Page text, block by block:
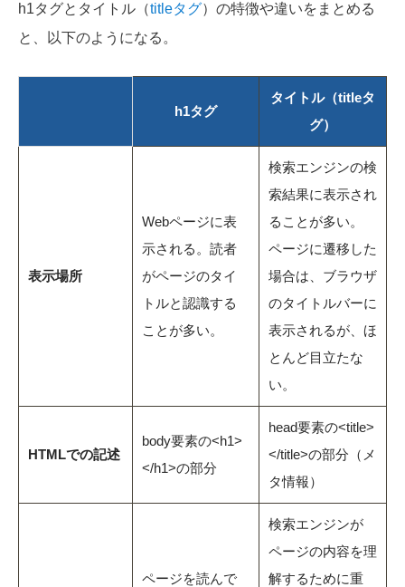
h1タグとタイトル（titleタグ）の特徴や違いをまとめる
と、以下のようになる。
h1タグ
タイトル（titleタ
グ）
表示場所
Webページに表
示される。読者
がページのタイ
トルと認識する
ことが多い。
検索エンジンの検
索結果に表示され
ることが多い。
ページに遷移した
場合は、ブラウザ
のタイトルバーに
表示されるが、ほ
とんど目立たな
い。
HTMLでの記述
body要素の<h1>
</h1>の部分
head要素の<title>
</title>の部分（メ
タ情報）
ページを読んで
検索エンジンが
ページの内容を理
解するために重